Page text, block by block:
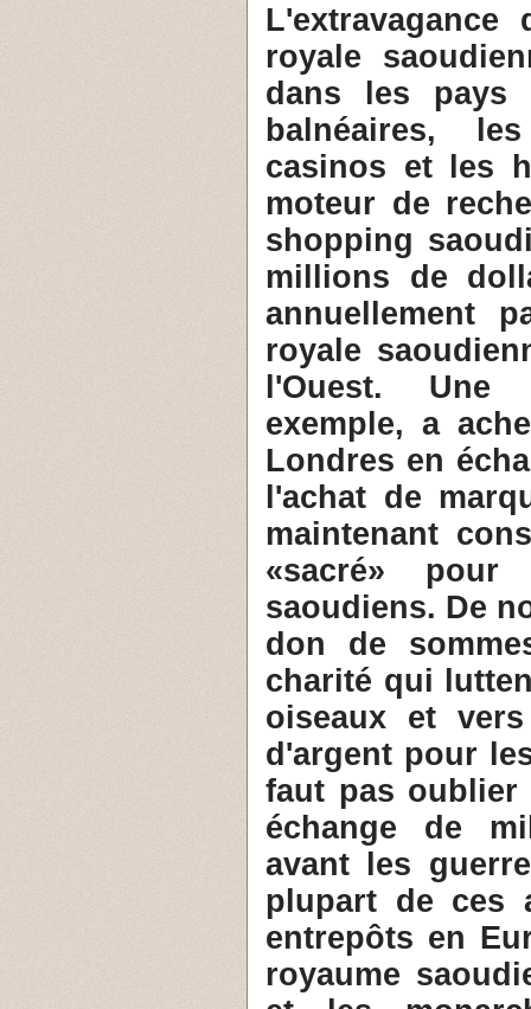
4-
royale
dans les pays
balnéaires,
casinos et les
moteur de
shopping
millions de
annuellement
royale
l'Ouest. Une
exemple, a
Londres en
l'achat de
maintenant
«sacré»
saoudiens. De
don de
charité qui
oiseaux et
d'argent pour
faut pas oublier
échange de
avant les
plupart de ces
entrepôts en
royaume